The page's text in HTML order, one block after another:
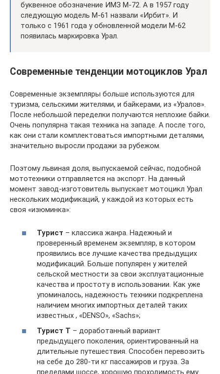
буквенное обозначение ИМЗ М-72. А в 1957 году
следующую модель М-61 назвали «Ирбит». И
только с 1961 года у обновленной модели М-62
появилась маркировка Урал.
Современные тенденции мотоциклов Урал
Современные экземпляры больше используются для
туризма, сельскими жителями, и байкерами, из «Уралов».
После небольшой переделки получаются неплохие байки.
Очень популярна такая техника на западе. А после того,
как они стали комплектоваться импортными деталями,
значительно выросли продажи за рубежом.
Поэтому львиная доля, выпускаемой сейчас, подобной
мототехники отправляется на экспорт. На данный
момент завод-изготовитель выпускает мотоцикл Урал
нескольких модификаций, у каждой из которых есть
своя «изюминка»:
Турист – классика жанра. Надежный и
проверенный временем экземпляр, в котором
проявились все лучшие качества предыдущих
модификаций. Больше популярен у жителей
сельской местности за свои эксплуатационные
качества и простоту в использовании. Как уже
упоминалось, надежность техники подкреплена
наличием многих импортных деталей таких
известных , «DENSO», «Sachs»;
Турист Т – доработанный вариант
предыдущего поколения, ориентированный на
длительные путешествия. Способен перевозить
на себе до 280-ти кг пассажиров и груза. За
пределами шоссе, хорошую проходимость ему